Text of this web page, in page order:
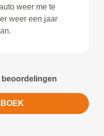
weer me te
weer een jaar
beoordelingen